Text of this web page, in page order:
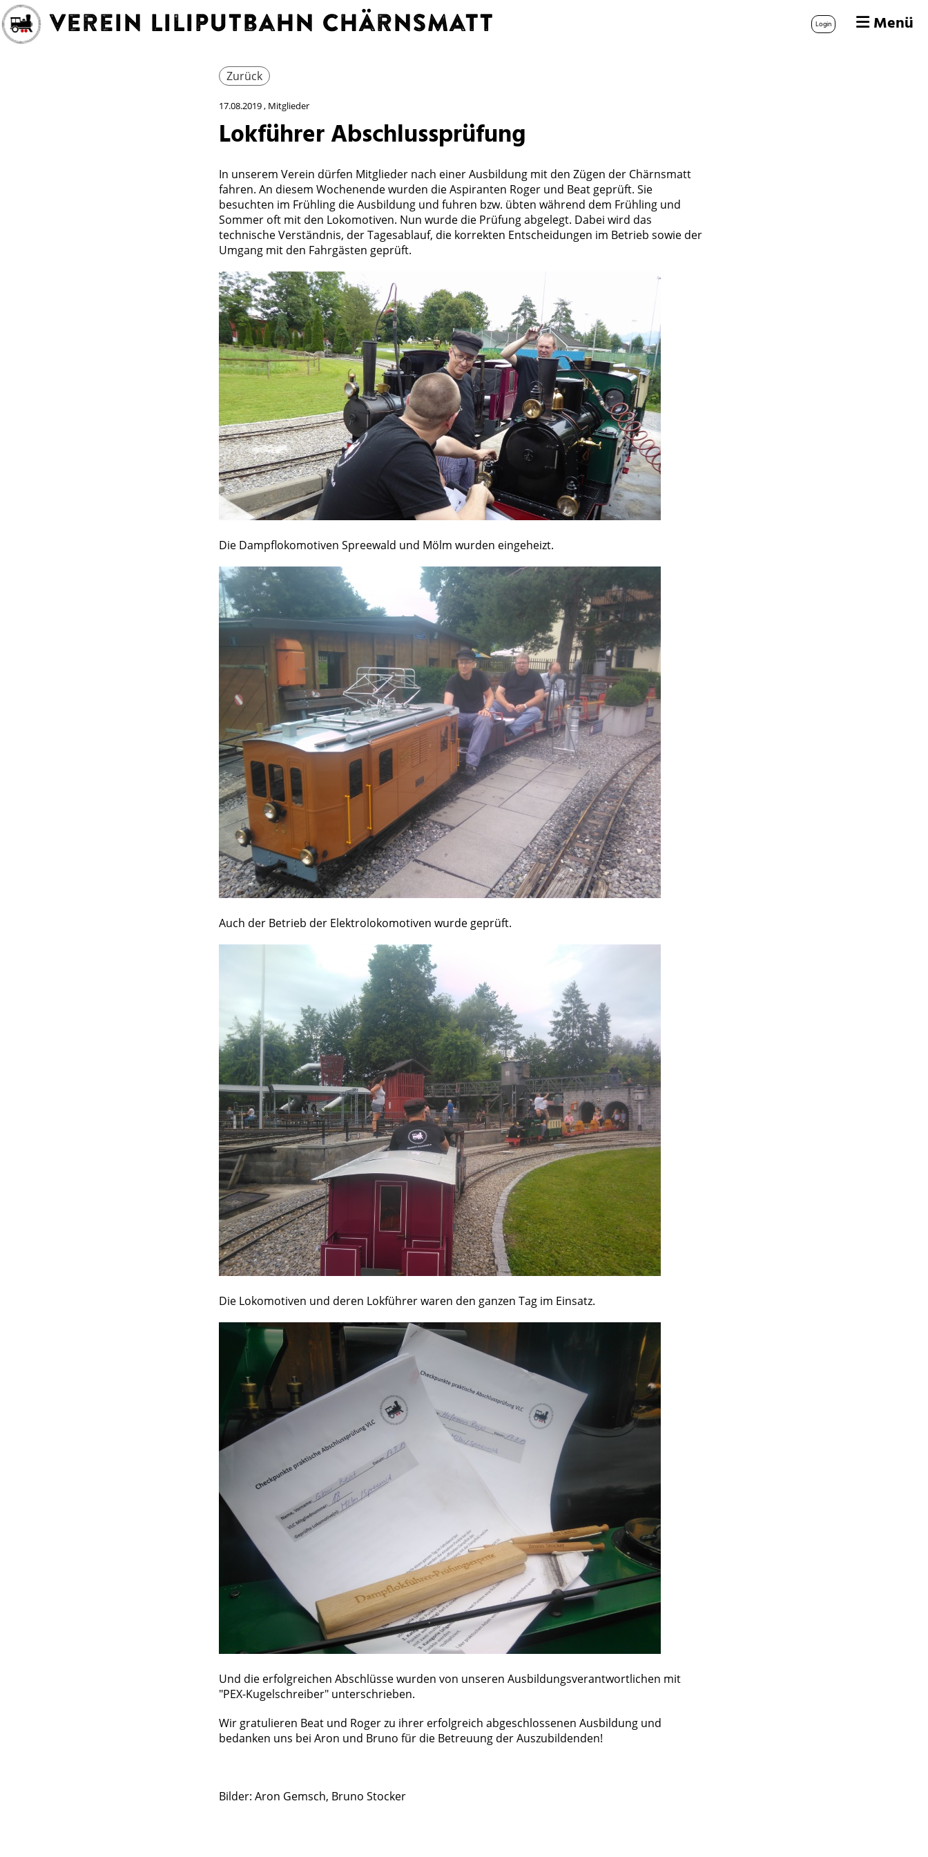
Verein Liliputbahn Chärnsmatt Login Menü
Zurück
17.08.2019, Mitglieder
Lokführer Abschlussprüfung
In unserem Verein dürfen Mitglieder nach einer Ausbildung mit den Zügen der Chärnsmatt
fahren. An diesem Wochenende wurden die Aspiranten Roger und Beat geprüft. Sie
besuchten im Frühling die Ausbildung und fuhren bzw. übten während dem Frühling und
Sommer oft mit den Lokomotiven. Nun wurde die Prüfung abgelegt. Dabei wird das
technische Verständnis, der Tagesablauf, die korrekten Entscheidungen im Betrieb sowie der
Umgang mit den Fahrgästen geprüft.
Die Dampflokomotiven Spreewald und Mölm wurden eingeheizt.
Auch der Betrieb der Elektrolokomotiven wurde geprüft.
Die Lokomotiven und deren Lokführer waren den ganzen Tag im Einsatz.
Und die erfolgreichen Abschlüsse wurden von unseren Ausbildungsverantwortlichen mit
"PEX-Kugelschreiber" unterschrieben.
Wir gratulieren Beat und Roger zu ihrer erfolgreich abgeschlossenen Ausbildung und
bedanken uns bei Aron und Bruno für die Betreuung der Auszubildenden!
Bilder: Aron Gemsch, Bruno Stocker